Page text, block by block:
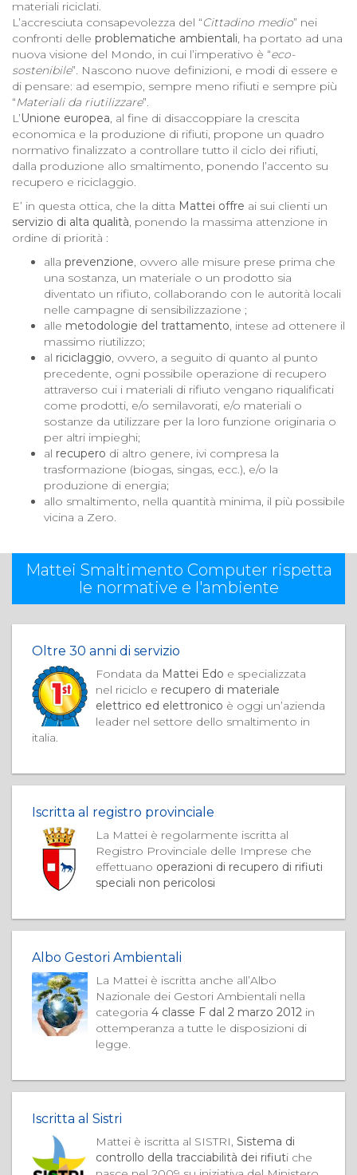
materiali riciclati.
L’accresciuta consapevolezza del “Cittadino medio” nei
confronti delle problematiche ambientali, ha portato ad una
nuova visione del Mondo, in cui l’imperativo è “eco-
sostenibile”. Nascono nuove definizioni, e modi di essere e
di pensare: ad esempio, sempre meno rifiuti e sempre più
“Materiali da riutilizzare”.
L’Unione europea, al fine di disaccoppiare la crescita
economica e la produzione di rifiuti, propone un quadro
normativo finalizzato a controllare tutto il ciclo dei rifiuti,
dalla produzione allo smaltimento, ponendo l’accento su
recupero e riciclaggio.
E’ in questa ottica, che la ditta Mattei offre ai sui clienti un
servizio di alta qualità, ponendo la massima attenzione in
ordine di priorità :
alla prevenzione, ovvero alle misure prese prima che
una sostanza, un materiale o un prodotto sia
diventato un rifiuto, collaborando con le autorità locali
nelle campagne di sensibilizzazione ;
alle metodologie del trattamento, intese ad ottenere il
massimo riutilizzo;
al riciclaggio, ovvero, a seguito di quanto al punto
precedente, ogni possibile operazione di recupero
attraverso cui i materiali di rifiuto vengano riqualificati
come prodotti, e/o semilavorati, e/o materiali o
sostanze da utilizzare per la loro funzione originaria o
per altri impieghi;
al recupero di altro genere, ivi compresa la
trasformazione (biogas, singas, ecc.), e/o la
produzione di energia;
allo smaltimento, nella quantità minima, il più possibile
vicina a Zero.
Mattei Smaltimento Computer rispetta
le normative e l'ambiente
Oltre 30 anni di servizio
Fondata da Mattei Edo e specializzata
nel riciclo e recupero di materiale
elettrico ed elettronico è oggi un’azienda
leader nel settore dello smaltimento in
italia.
Iscritta al registro provinciale
La Mattei è regolarmente iscritta al
Registro Provinciale delle Imprese che
effettuano operazioni di recupero di rifiuti
speciali non pericolosi
Albo Gestori Ambientali
La Mattei è iscritta anche all’Albo
Nazionale dei Gestori Ambientali nella
categoria 4 classe F dal 2 marzo 2012 in
ottemperanza a tutte le disposizioni di
legge.
Iscritta al Sistri
Mattei è iscritta al SISTRI, Sistema di
controllo della tracciabilità dei rifiuti che